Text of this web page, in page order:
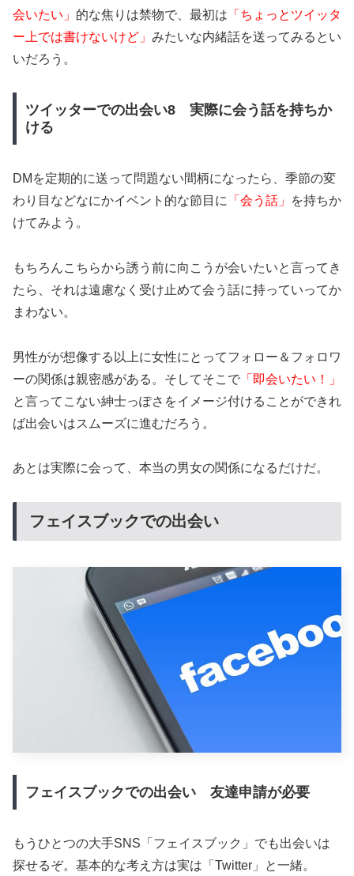
会いたい」 的な焦りは禁物で、最初は 「ちょっとツイッタ
ー上では書けないけど」 みたいな内緒話を送ってみるとい
いだろう。
ツイッターでの出会い8 実際に会う話を持ちか
ける
DMを定期的に送って問題ない間柄になったら、季節の変
わり目などなにかイベント的な節目に
「会う話」
を持ちか
けてみよう。
もちろんこちらから誘う前に向こうが会いたいと言ってき
たら、それは遠慮なく受け止めて会う話に持っていってか
まわない。
男性がが想像する以上に女性にとってフォロー＆フォロワ
ーの関係は親密感がある。そしてそこで 「即会いたい！」
と言ってこない紳士っぽさをイメージ付けることができれ
ば出会いはスムーズに進むだろう。
あとは実際に会って、本当の男女の関係になるだけだ。
フェイスブックでの出会い
フェイスブックでの出会い 友達申請が必要
もうひとつの大手SNS「フェイスブック」でも出会いは
探せるぞ。基本的な考え方は実は「Twitter」と一緒。